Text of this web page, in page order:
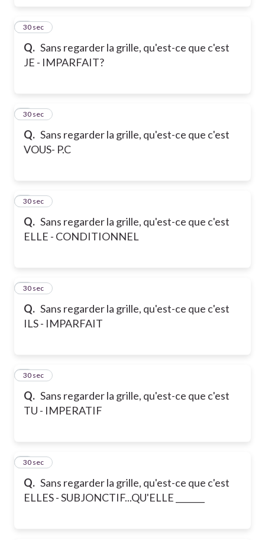
Q. Sans regarder la grille, qu'est-ce que c'est
JE - IMPARFAIT?
2
30 sec
Q. Sans regarder la grille, qu'est-ce que c'est
VOUS- P.C
3
30 sec
Q. Sans regarder la grille, qu'est-ce que c'est
ELLE - CONDITIONNEL
4
30 sec
Q. Sans regarder la grille, qu'est-ce que c'est
ILS - IMPARFAIT
5
30 sec
Q. Sans regarder la grille, qu'est-ce que c'est
TU - IMPERATIF
6
30 sec
Q. Sans regarder la grille, qu'est-ce que c'est
ELLES - SUBJONCTIF...QU'ELLE _______
7
30 sec